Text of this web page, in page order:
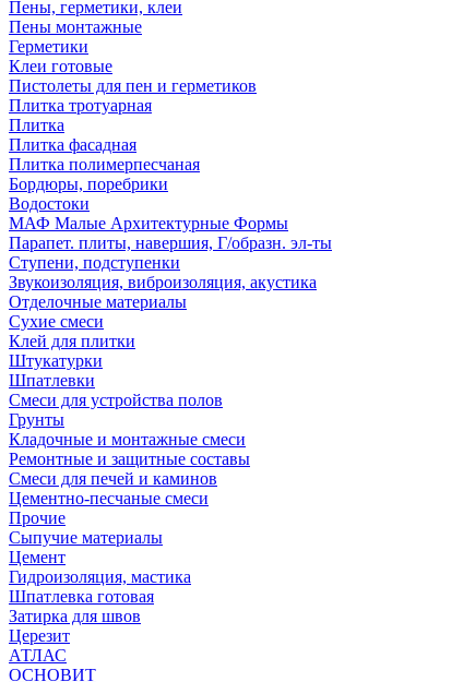
Пены, герметики, клеи
Пены монтажные
Герметики
Клеи готовые
Пистолеты для пен и герметиков
Плитка тротуарная
Плитка
Плитка фасадная
Плитка полимерпесчаная
Бордюры, поребрики
Водостоки
МАФ Малые Архитектурные Формы
Парапет. плиты, навершия, Г/образн. эл-ты
Ступени, подступенки
Звукоизоляция, виброизоляция, акустика
Отделочные материалы
Сухие смеси
Клей для плитки
Штукатурки
Шпатлевки
Смеси для устройства полов
Грунты
Кладочные и монтажные смеси
Ремонтные и защитные составы
Смеси для печей и каминов
Цементно-песчаные смеси
Прочие
Сыпучие материалы
Цемент
Гидроизоляция, мастика
Шпатлевка готовая
Затирка для швов
Церезит
АТЛАС
ОСНОВИТ